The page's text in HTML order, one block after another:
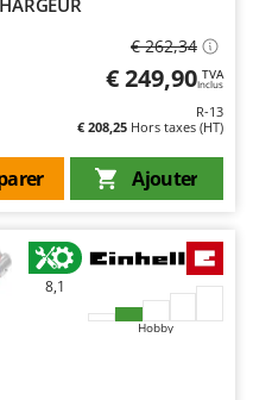
€ 262,34
€ 249,90 TVA
Inclus
R-13
€ 208,25 Hors taxes (HT)
Ajouter
8,1
Hobby